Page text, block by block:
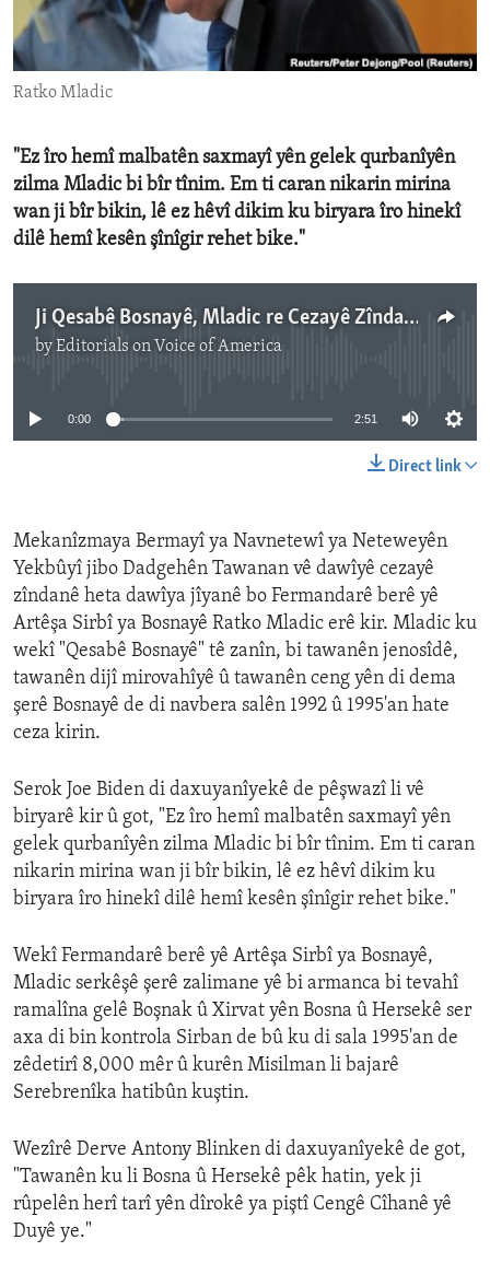
ENVIRONMENT AND HEALTH
IDEALS AND INSTITUTIONS
Ratko Mladic
"Ez îro hemî malbatên saxmayî yên gelek qurbanîyên
zilma Mladic bi bîr tînim. Em ti caran nikarin mirina
wan ji bîr bikin, lê ez hêvî dikim ku biryara îro hinekî
dilê hemî kesên şînîgir rehet bike."
Ji Qesabê Bosnayê, Mladic re Cezayê Zîndanê yê Dirêjîya Jînê
byEditorials on Voice of America
0:00 2:51
Direct link
Mekanîzmaya Bermayî ya Navnetewî ya Neteweyên
Yekbûyî jibo Dadgehên Tawanan vê dawîyê cezayê
zîndanê heta dawîya jîyanê bo Fermandarê berê yê
Artêşa Sirbî ya Bosnayê Ratko Mladic erê kir. Mladic ku
wekî "Qesabê Bosnayê" tê zanîn, bi tawanên jenosîdê,
tawanên dijî mirovahîyê û tawanên ceng yên di dema
şerê Bosnayê de di navbera salên 1992 û 1995'an hate
ceza kirin.
Serok Joe Biden di daxuyanîyekê de pêşwazî li vê
biryarê kir û got, "Ez îro hemî malbatên saxmayî yên
gelek qurbanîyên zilma Mladic bi bîr tînim. Em ti caran
nikarin mirina wan ji bîr bikin, lê ez hêvî dikim ku
biryara îro hinekî dilê hemî kesên şînîgir rehet bike."
Wekî Fermandarê berê yê Artêşa Sirbî ya Bosnayê,
Mladic serkêşê şerê zalimane yê bi armanca bi tevahî
ramalîna gelê Boşnak û Xirvat yên Bosna û Hersekê ser
axa di bin kontrola Sirban de bû ku di sala 1995'an de
zêdetirî 8,000 mêr û kurên Misilman li bajarê
Serebrenîka hatibûn kuştin.
Wezîrê Derve Antony Blinken di daxuyanîyekê de got,
"Tawanên ku li Bosna û Hersekê pêk hatin, yek ji
rûpelên herî tarî yên dîrokê ya piştî Cengê Cîhanê yê
Duyê ye."